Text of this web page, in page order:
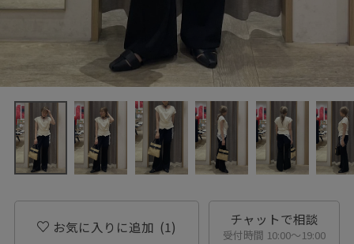
お気に入りに追加 (1) チャットで相談
受付時間 10:00〜19:00